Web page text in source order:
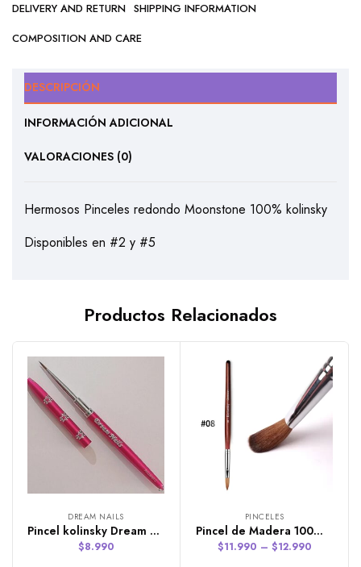
DELIVERY AND RETURN SHIPPING INFORMATION
COMPOSITION AND CARE
DESCRIPCIÓN
INFORMACIÓN ADICIONAL
VALORACIONES (0)
Hermosos Pinceles redondo Moonstone 100% kolinsky
Disponibles en #2 y #5
Productos Relacionados
DREAM NAILS
Pincel kolinsky Dream Nails Acuarell 2
$8.990
PINCELES
Pincel de Madera 100% kolinsky. 2 Opciones
$11.990 – $12.990